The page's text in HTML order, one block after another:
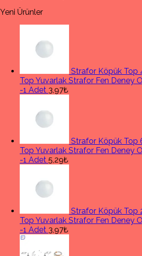
Yeni Ürünler
Strafor Köpük Top
Top Yuvarlak Strafor Fen Deney
-1 Adet 3,97₺
Strafor Köpük Top
Top Yuvarlak Strafor Fen Deney
-1 Adet 5,29₺
Strafor Köpük Top
Top Yuvarlak Strafor Fen Deney
-1 Adet 3,97₺